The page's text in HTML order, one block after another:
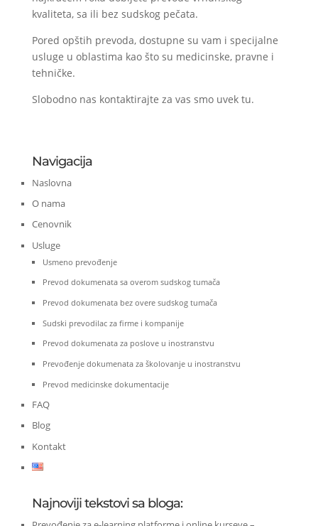
kvaliteta, sa ili bez sudskog pečata.
Pored opštih prevoda, dostupne su vam i specijalne
usluge u oblastima kao što su medicinske, pravne i
tehničke.
Slobodno nas kontaktirajte za vas smo uvek tu.
Navigacija
Naslovna
O nama
Cenovnik
Usluge
Usmeno prevođenje
Prevod dokumenata sa overom sudskog tumača
Prevod dokumenata bez overe sudskog tumača
Sudski prevodilac za firme i kompanije
Prevod dokumenata za poslove u inostranstvu
Prevođenje dokumenata za školovanje u inostranstvu
Prevod medicinske dokumentacije
FAQ
Blog
Kontakt
Najnoviji tekstovi sa bloga: